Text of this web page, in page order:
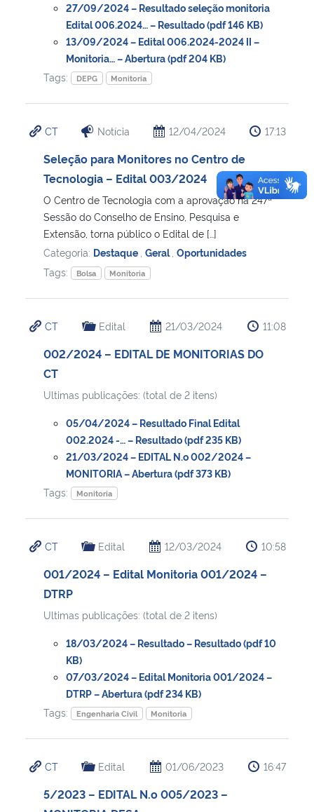
27/09/2024 – Resultado seleção monitoria
Edital 006.2024… – Resultado (pdf 146 KB)
13/09/2024 – Edital 006.2024-2024 II –
Monitoria… – Abertura (pdf 204 KB)
Tags:
DEPG Monitoria
CT Notícia 12/04/2024 17:13
Seleção para Monitores no Centro de
Tecnologia – Edital 003/2024
O Centro de Tecnologia com a aprovação na 247ª
Sessão do Conselho de Ensino, Pesquisa e
Extensão, torna público o Edital de […]
Categoria: Destaque Geral Oportunidades
Tags:
Bolsa Monitoria
CT Edital 21/03/2024 11:08
002/2024 – EDITAL DE MONITORIAS DO
CT
Ultimas publicações: (total de 2 itens)
05/04/2024 – Resultado Final Edital
002.2024 -… – Resultado (pdf 235 KB)
21/03/2024 – EDITAL N.o 002/2024 –
MONITORIA – Abertura (pdf 373 KB)
Tags:
Monitoria
CT Edital 12/03/2024 10:58
001/2024 – Edital Monitoria 001/2024 –
DTRP
Ultimas publicações: (total de 2 itens)
18/03/2024 – Resultado – Resultado (pdf 10
KB)
07/03/2024 – Edital Monitoria 001/2024 –
DTRP – Abertura (pdf 234 KB)
Tags:
Engenharia Civil Monitoria
CT Edital 01/06/2023 16:47
5/2023 – EDITAL N.o 005/2023 –